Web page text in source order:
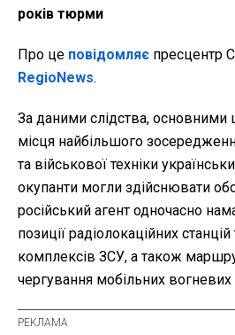
років тюрми
Про це повідомляє пресцентр
RegioNews.
За даними слідства, основними
місця найбільшого
та військової техніки
окупанти могли здійснювати
російський агент одночасно
позиції радіолокаційних
комплексів ЗСУ, а також
чергування мобільних вогневих